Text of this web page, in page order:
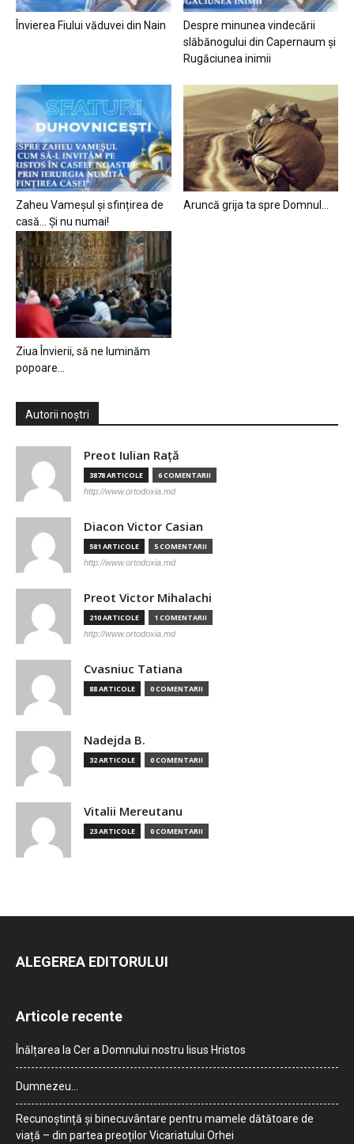
Învierea Fiului văduvei din Nain
Despre minunea vindecării
slăbănogului din Capernaum și
Rugăciunea inimii
Zaheu Vameșul și sfințirea de
casă… Și nu numai!
Aruncă grija ta spre Domnul…
Ziua Învierii, să ne luminăm
popoare…
Autorii noștri
Preot Iulian Raţă
3878 ARTICOLE 6 COMENTARII
http://www.ortodoxia.md
Diacon Victor Casian
581 ARTICOLE 5 COMENTARII
http://www.ortodoxia.md
Preot Victor Mihalachi
210 ARTICOLE 1 COMENTARII
http://www.ortodoxia.md
Cvasniuc Tatiana
88 ARTICOLE 0 COMENTARII
Nadejda B.
32 ARTICOLE 0 COMENTARII
Vitalii Mereutanu
23 ARTICOLE 0 COMENTARII
ALEGEREA EDITORULUI
Articole recente
Înălțarea la Cer a Domnului nostru Iisus Hristos
Dumnezeu…
Recunoștință și binecuvântare pentru mamele dătătoare de
viață – din partea preoților Vicariatului Orhei